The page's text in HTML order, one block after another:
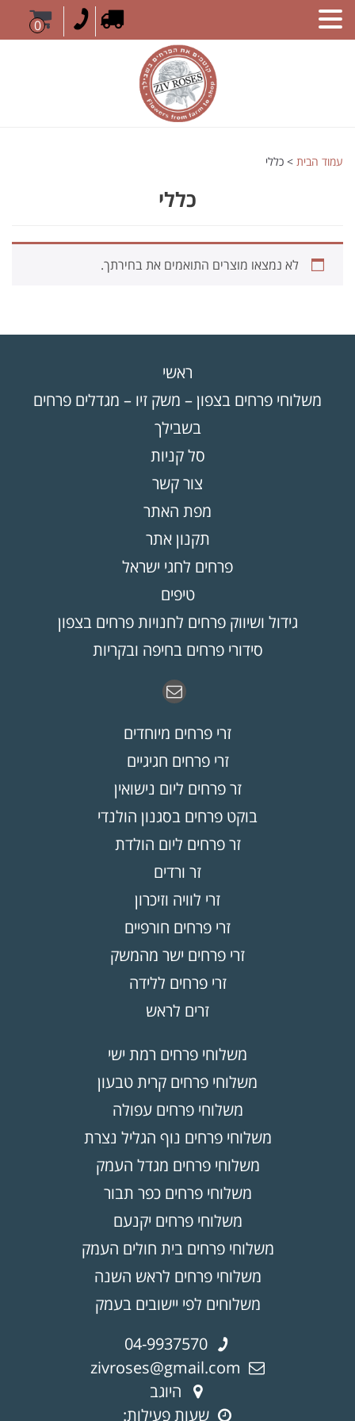
0
עמוד הבית > כללי
כללי
לא נמצאו מוצרים התואמים את בחירתך.
ראשי
משלוחי פרחים בצפון – משק זיו – מגדלים פרחים
בשבילך
סל קניות
צור קשר
מפת האתר
תקנון אתר
פרחים לחגי ישראל
טיפים
גידול ושיווק פרחים לחנויות פרחים בצפון
סידורי פרחים בחיפה ובקריות
זרי פרחים מיוחדים
זרי פרחים חגיגיים
זר פרחים ליום נישואין
בוקט פרחים בסגנון הולנדי
זר פרחים ליום הולדת
זר ורדים
זרי לוויה וזיכרון
זרי פרחים חורפיים
זרי פרחים ישר מהמשק
זרי פרחים ללידה
זרים לראש
משלוחי פרחים רמת ישי
משלוחי פרחים קרית טבעון
משלוחי פרחים עפולה
משלוחי פרחים נוף הגליל נצרת
משלוחי פרחים מגדל העמק
משלוחי פרחים כפר תבור
משלוחי פרחים יקנעם
משלוחי פרחים בית חולים העמק
משלוחי פרחים לראש השנה
משלוחים לפי יישובים בעמק
04-9937570
zivroses@gmail.com
היוגב
שעות פעילות: